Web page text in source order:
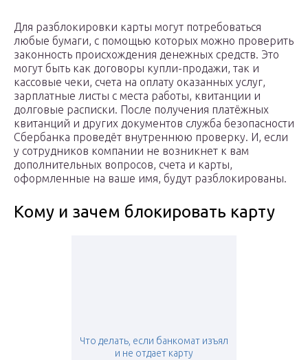
Для разблокировки карты могут потребоваться
любые бумаги, с помощью которых можно проверить
законность происхождения денежных средств. Это
могут быть как договоры купли-продажи, так и
кассовые чеки, счета на оплату оказанных услуг,
зарплатные листы с места работы, квитанции и
долговые расписки. После получения платёжных
квитанций и других документов служба безопасности
Сбербанка проведёт внутреннюю проверку. И, если
у сотрудников компании не возникнет к вам
дополнительных вопросов, счета и карты,
оформленные на ваше имя, будут разблокированы.
Кому и зачем блокировать карту
Что делать, если банкомат изъял
и не отдает карту